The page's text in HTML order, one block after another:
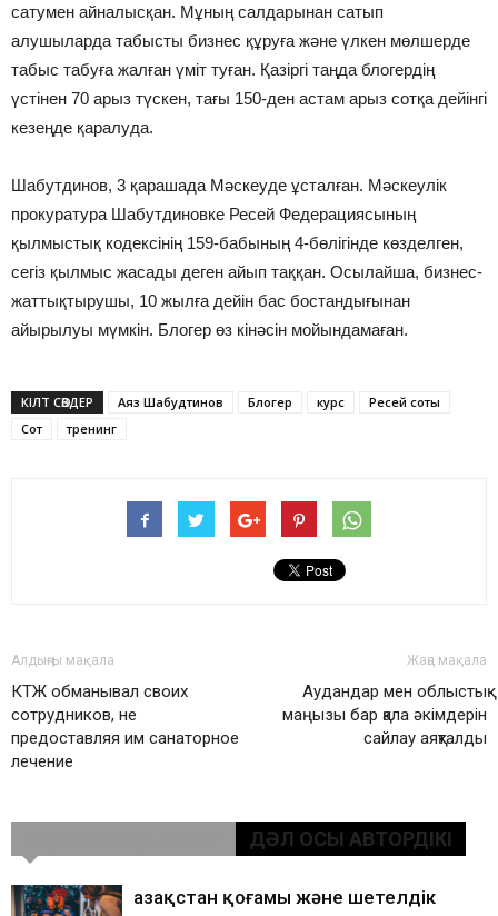
сатумен айналысқан. Мұның салдарынан сатып
алушыларда табысты бизнес құруға және үлкен мөлшерде
табыс табуға жалған үміт туған. Қазіргі таңда блогердің
үстінен 70 арыз түскен, тағы 150-ден астам арыз сотқа дейінгі
кезеңде қаралуда.
Шабутдинов, 3 қарашада Мәскеуде ұсталған. Мәскеулік
прокуратура Шабутдиновке Ресей Федерациясының
қылмыстық кодексінің 159-бабының 4-бөлігінде көзделген,
сегіз қылмыс жасады деген айып таққан. Осылайша, бизнес-
жаттықтырушы, 10 жылға дейін бас бостандығынан
айырылуы мүмкін. Блогер өз кінәсін мойындамаған.
КІЛТ СӨЗДЕР Аяз Шабудтинов Блогер курс
Ресей соты
Сот
тренинг
Алдыңғы мақала
КТЖ обманывал своих
сотрудников, не
предоставляя им санаторное
лечение
Жаңа мақала
Аудандар мен облыстық
маңызы бар қала әкімдерін
сайлау аяқталды
ДӘЛ ОСЫ АВТОРДІКІ
Қазақстан қоғамы және шетелдік